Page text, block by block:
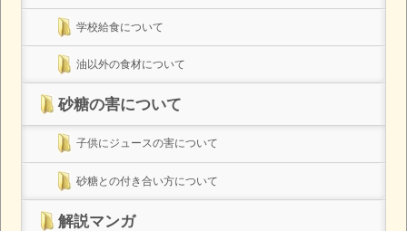
学校給食について
油以外の食材について
砂糖の害について
子供にジュースの害について
砂糖との付き合い方について
解説マンガ